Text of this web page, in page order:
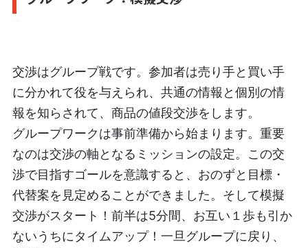
交渉はグループ戦です。参加者は売り手と買い手
に分かれて役を与えられ、共通の情報と個別の情
報を知らされて、商品の値段交渉をします。
グループワークは事前準備から始まります。重要
なのは交渉の軸となるミッションの設定。この交
渉で目指すゴールを意識すると、おのずと目標・
代替案を見定めることができました。そして模擬
交渉がスタート！前半は5分間、お互い１歩も引か
ないうちにタイムアップ！一旦グループに戻り、